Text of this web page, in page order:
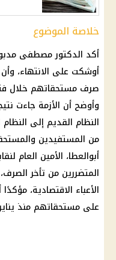
خلاصة الموضوع
أكد الدكتور مصطفى
النظام القديم إلى
من المستفيدين
أبوالعطا، الأمين العام
المتضررين من تأخر
الأعباء الاقتصادية،
على مستحقاتهم منذ